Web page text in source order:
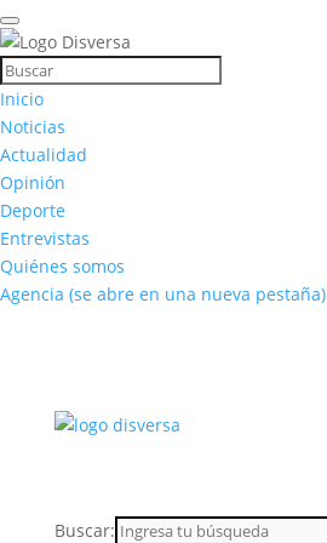
Inicio
Noticias
Actualidad
Opinión
Deporte
Entrevistas
Quiénes somos
Agencia (se abre en una nueva pestaña)
Buscar: